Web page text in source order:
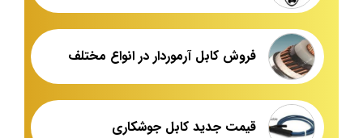
فروش کابل آرموردار در انواع مختلف
قیمت جدید کابل جوشکاری